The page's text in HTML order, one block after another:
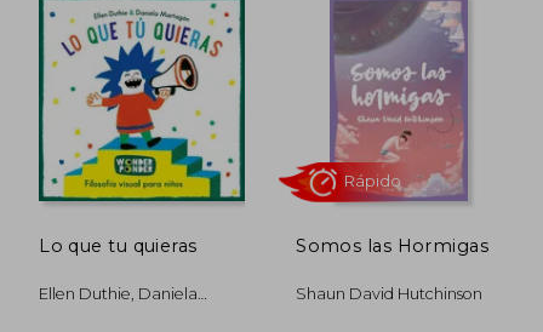
Rápido
Lo que tu quieras
Ellen Duthie, Daniela
Somos las Hormigas
Shaun David Hutchinson